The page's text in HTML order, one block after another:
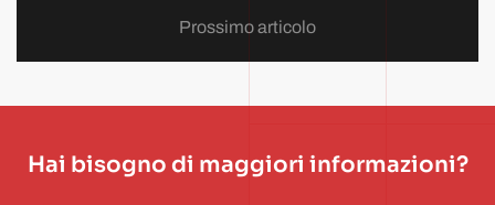
Prossimo articolo
Hai bisogno di maggiori informazioni?